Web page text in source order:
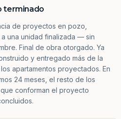
terminado
de proyectos en pozo,
una unidad finalizada — sin
Final de obra otorgado. Ya
y entregado más de la
apartamentos proyectados. En
24 meses, el resto de los
conforman el proyecto